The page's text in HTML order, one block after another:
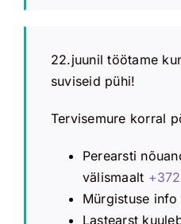
22.juunil töötame
suviseid pühi!
Tervisemure korral
Perearsti
välismaalt
Mürgistuse info
Lastearst